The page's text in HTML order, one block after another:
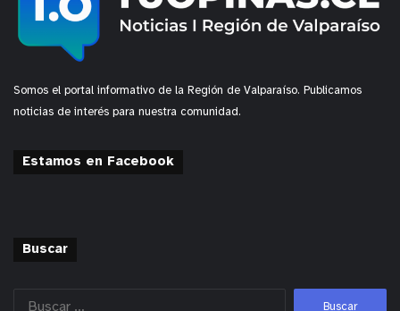
Somos el portal informativo de la Región de Valparaíso. Publicamos
noticias de interés para nuestra comunidad.
Estamos en Facebook
Buscar